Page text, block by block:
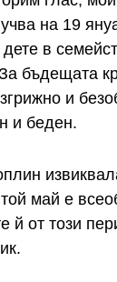
на 19
в
бъдещата
и
и беден.
май е
й от този